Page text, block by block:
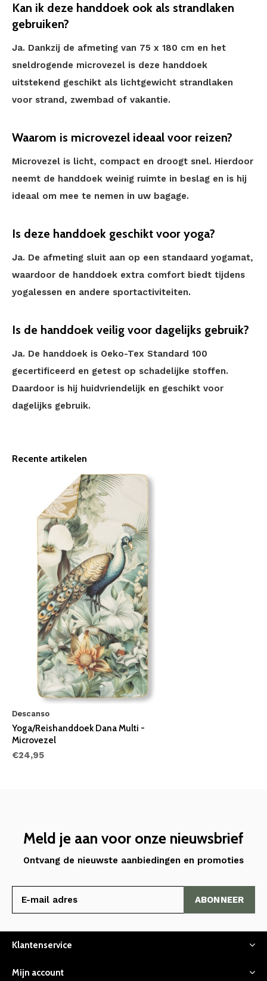
Kan ik deze handdoek ook als strandlaken
gebruiken?
Ja. Dankzij de afmeting van 75 x 180 cm en het
sneldrogende microvezel is deze handdoek
uitstekend geschikt als lichtgewicht strandlaken
voor strand, zwembad of vakantie.
Waarom is microvezel ideaal voor reizen?
Microvezel is licht, compact en droogt snel. Hierdoor
neemt de handdoek weinig ruimte in beslag en is hij
ideaal om mee te nemen in uw bagage.
Is deze handdoek geschikt voor yoga?
Ja. De afmeting sluit aan op een standaard yogamat,
waardoor de handdoek extra comfort biedt tijdens
yogalessen en andere sportactiviteiten.
Is de handdoek veilig voor dagelijks gebruik?
Ja. De handdoek is Oeko-Tex Standard 100
gecertificeerd en getest op schadelijke stoffen.
Daardoor is hij huidvriendelijk en geschikt voor
dagelijks gebruik.
Recente artikelen
Descanso
Yoga/Reishanddoek Dana Multi -
Microvezel
€24,95
Meld je aan voor onze nieuwsbrief
Ontvang de nieuwste aanbiedingen en promoties
ABONNEER
Klantenservice
Mijn account